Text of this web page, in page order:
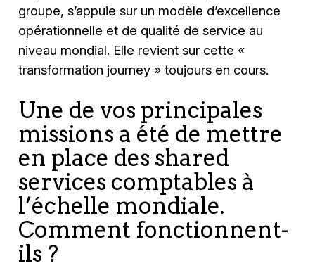
groupe, s’appuie sur un modèle d’excellence
opérationnelle et de qualité de service au
niveau mondial. Elle revient sur cette «
transformation journey » toujours en cours.
Une de vos principales
missions a été de mettre
en place des shared
services comptables à
l’échelle mondiale.
Comment fonctionnent-
ils ?